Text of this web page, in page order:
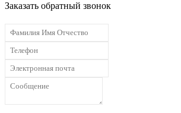
Заказать обратный звонок